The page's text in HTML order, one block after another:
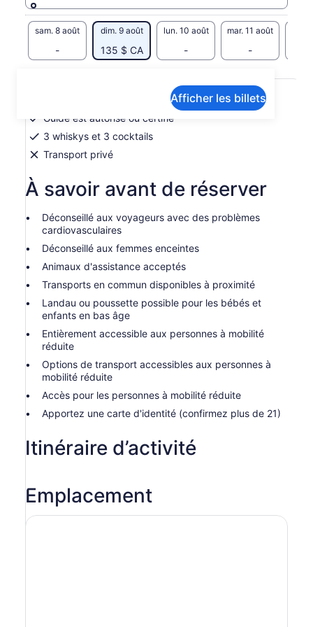
sam. 8 août
-
dim. 9 août
135 $ CA
lun. 10 août
-
mar. 11 août
-
Afficher les billets
Inclusions et exclusions
Guide est autorisé ou certifié
3 whiskys et 3 cocktails
Transport privé
À savoir avant de réserver
Déconseillé aux voyageurs avec des problèmes
cardiovasculaires
Déconseillé aux femmes enceintes
Animaux d'assistance acceptés
Transports en commun disponibles à proximité
Landau ou poussette possible pour les bébés et
enfants en bas âge
Entièrement accessible aux personnes à mobilité
réduite
Options de transport accessibles aux personnes à
mobilité réduite
Accès pour les personnes à mobilité réduite
Apportez une carte d'identité (confirmez plus de 21)
Itinéraire d’activité
Emplacement